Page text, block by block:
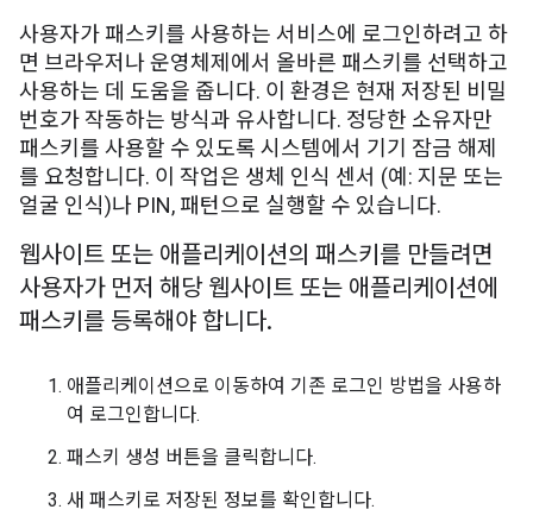
사용자가 패스키를 사용하는 서비스에 로그인하려고 하
면 브라우저나 운영체제에서 올바른 패스키를 선택하고
사용하는 데 도움을 줍니다. 이 환경은 현재 저장된 비밀
번호가 작동하는 방식과 유사합니다. 정당한 소유자만
패스키를 사용할 수 있도록 시스템에서 기기 잠금 해제
를 요청합니다. 이 작업은 생체 인식 센서 (예: 지문 또는
얼굴 인식)나 PIN, 패턴으로 실행할 수 있습니다.
웹사이트 또는 애플리케이션의 패스키를 만들려면
사용자가 먼저 해당 웹사이트 또는 애플리케이션에
패스키를 등록해야 합니다.
애플리케이션으로 이동하여 기존 로그인 방법을 사용하
여 로그인합니다.
패스키 생성 버튼을 클릭합니다.
새 패스키로 저장된 정보를 확인합니다.